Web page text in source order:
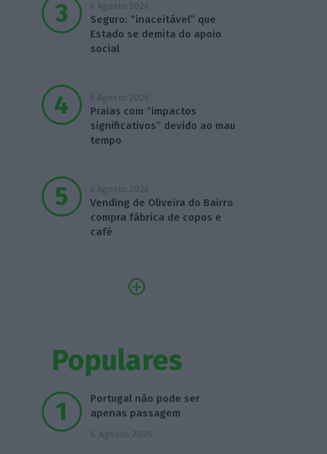
6 Agosto 2026
Seguro: “inaceitável” que
Estado se demita do apoio
social
6 Agosto 2026
Praias com “impactos
significativos” devido ao mau
tempo
6 Agosto 2026
Vending de Oliveira do Bairro
compra fábrica de copos e
café
Populares
Portugal não pode ser
apenas passagem
6 Agosto 2026